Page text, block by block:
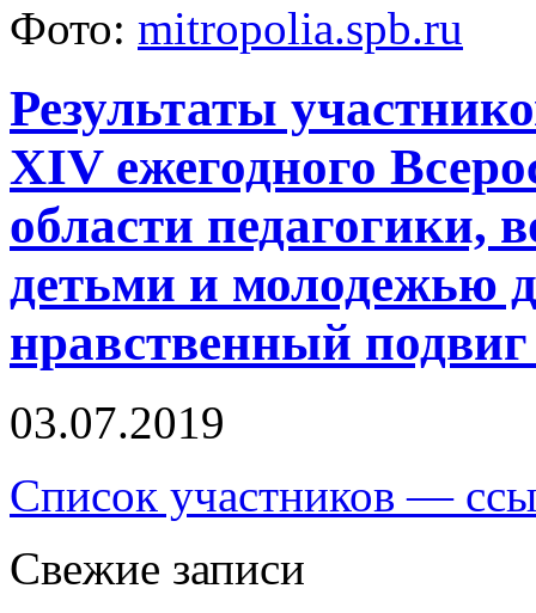
Фото: mitropolia.spb.ru
Результаты
XIV ежегодного
области педагогики,
детьми и молодежью
нравственный
03.07.2019
Список участников —
Свежие записи